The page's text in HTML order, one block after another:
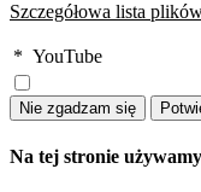
Szczegółowa lista
* YouTube
Na tej stronie